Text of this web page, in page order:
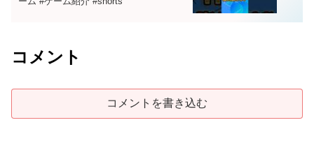
コメント
コメントを書き込む